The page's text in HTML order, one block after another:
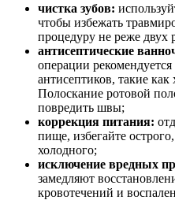
чистка зубов:
чтобы избежать
процедуру не реже двух
антисептические
операции
антисептиков, такие
Полоскание ротовой
повредить швы;
коррекция питания:
пище, избегайте
холодного;
исключение вредных
замедляют
кровотечений и